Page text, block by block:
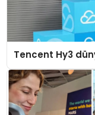
Tencent Hy3